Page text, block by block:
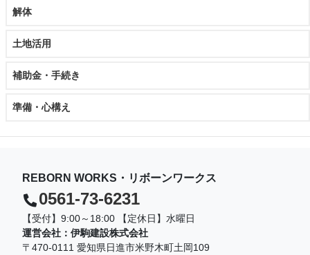
解体
土地活用
補助金・手続き
準備・心構え
REBORN WORKS・リボーンワークス
0561-73-6231
【受付】9:00～18:00 【定休日】水曜日
運営会社：伊駒建設株式会社
〒470-0111 愛知県日進市米野木町土岡109